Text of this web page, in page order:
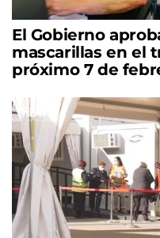
El Gobierno
mascarillas en el
próximo 7 de